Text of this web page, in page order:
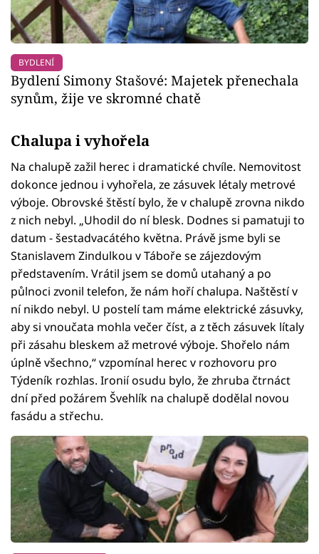
BYDLENÍ
Bydlení Simony Stašové: Majetek přenechala
synům, žije ve skromné chatě
Chalupa i vyhořela
Na chalupě zažil herec i dramatické chvíle. Nemovitost
dokonce jednou i vyhořela, ze zásuvek létaly metrové
výboje. Obrovské štěstí bylo, že v chalupě zrovna nikdo
z nich nebyl. „Uhodil do ní blesk. Dodnes si pamatuji to
datum - šestadvacátého května. Právě jsme byli se
Stanislavem Zindulkou v Táboře se zájezdovým
představením. Vrátil jsem se domů utahaný a po
půlnoci zvonil telefon, že nám hoří chalupa. Naštěstí v
ní nikdo nebyl. U postelí tam máme elektrické zásuvky,
aby si vnoučata mohla večer číst, a z těch zásuvek lítaly
při zásahu bleskem až metrové výboje. Shořelo nám
úplně všechno,“ vzpomínal herec v rozhovoru pro
Týdeník rozhlas. Ironií osudu bylo, že zhruba čtrnáct
dní před požárem Švehlík na chalupě dodělal novou
fasádu a střechu.